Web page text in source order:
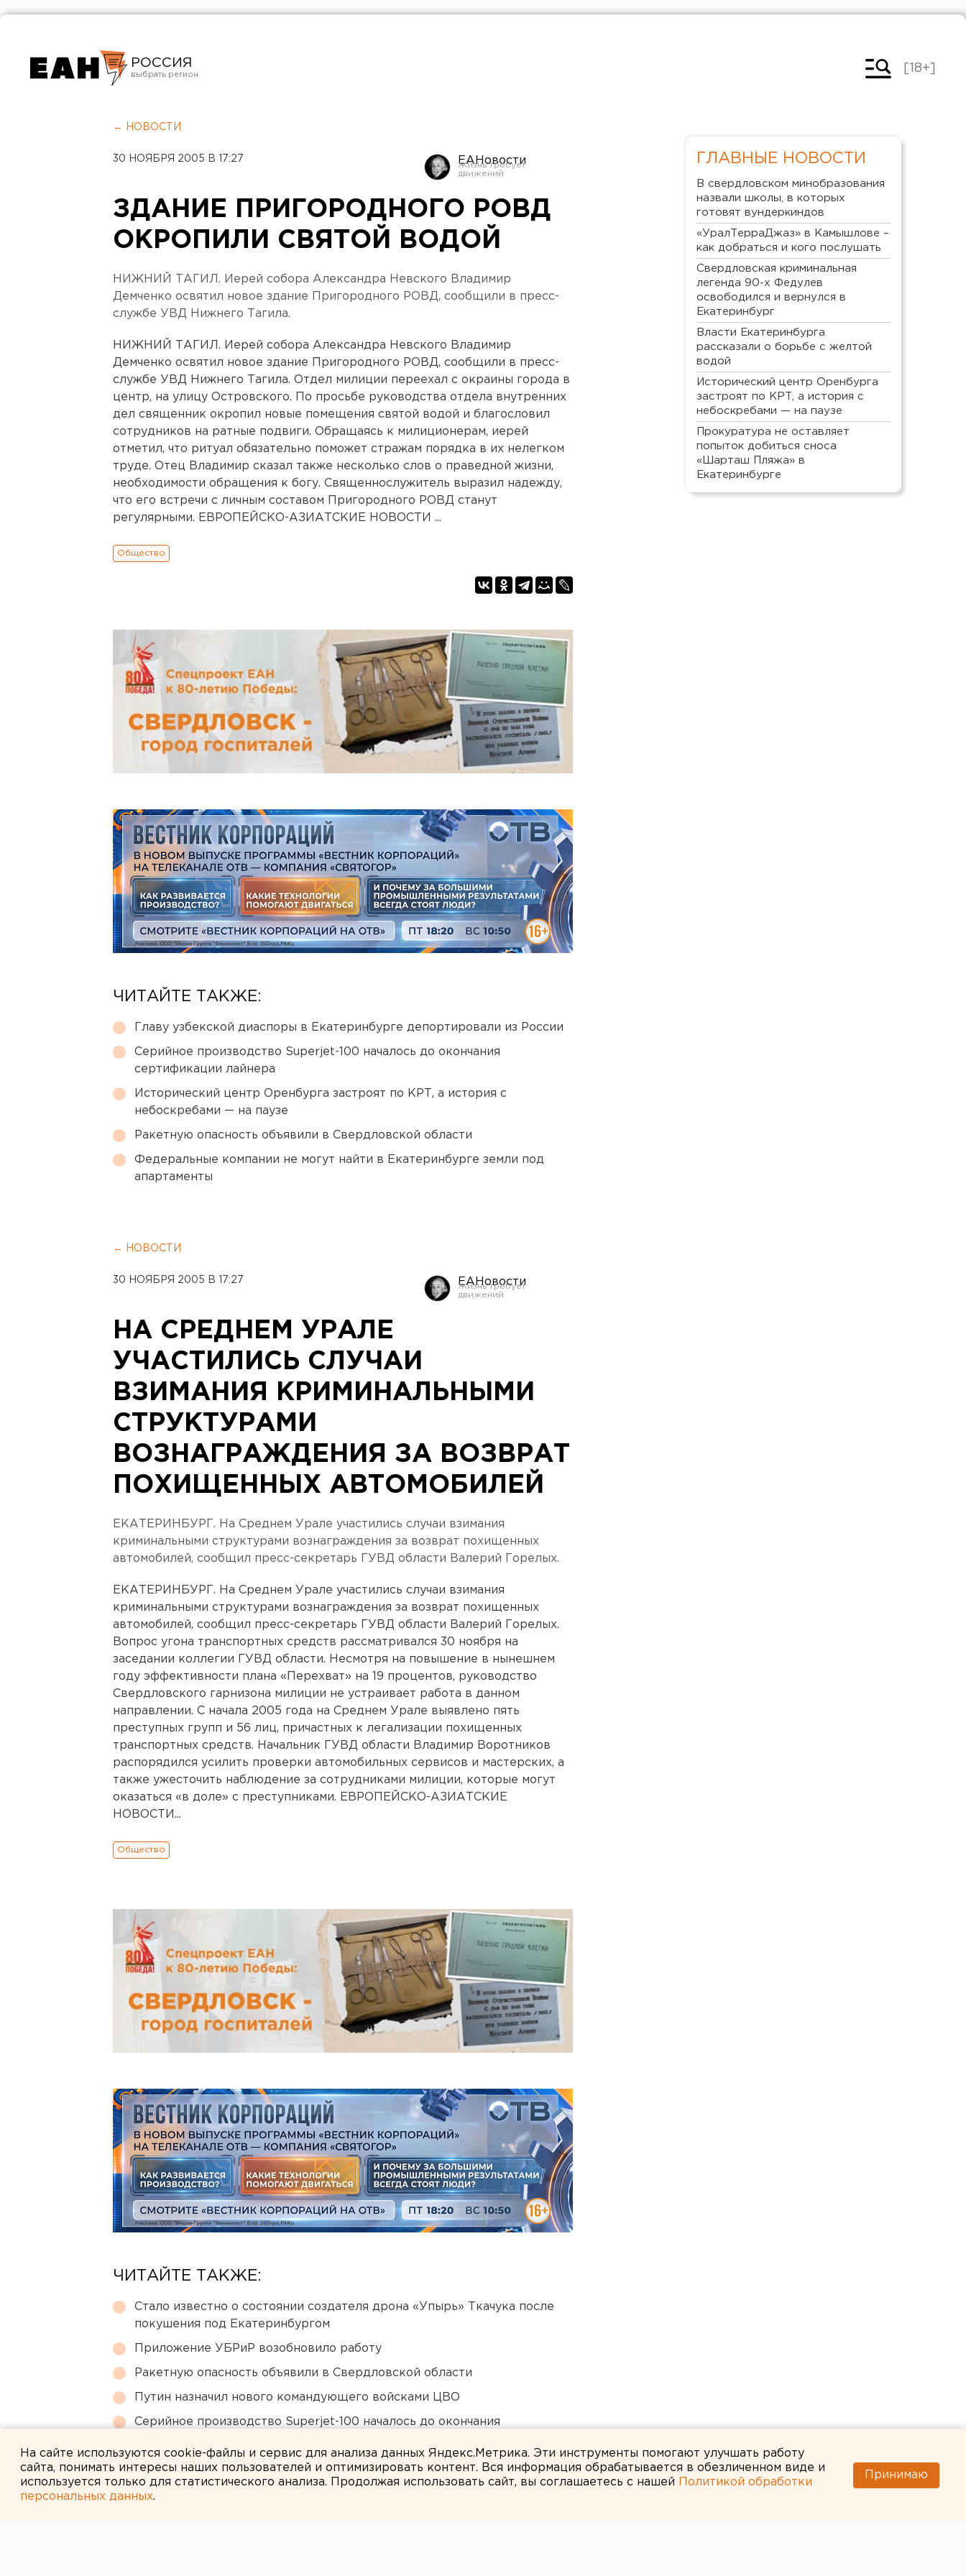
РОССИЯ
Челябинск
[18+]
← НОВОСТИ
30 НОЯБРЯ 2005 В 17:27 ЕАНовости
ЗДАНИЕ ПРИГОРОДНОГО РОВД
ОКРОПИЛИ СВЯТОЙ ВОДОЙ
НИЖНИЙ ТАГИЛ. Иерей собора Александра Невского Владимир
Демченко освятил новое здание Пригородного РОВД, сообщили в пресс-
службе УВД Нижнего Тагила.
НИЖНИЙ ТАГИЛ. Иерей собора Александра Невского Владимир
Демченко освятил новое здание Пригородного РОВД, сообщили в пресс-
службе УВД Нижнего Тагила. Отдел милиции переехал с окраины города в
центр, на улицу Островского. По просьбе руководства отдела внутренних
дел священник окропил новые помещения святой водой и благословил
сотрудников на ратные подвиги. Обращаясь к милиционерам, иерей
отметил, что ритуал обязательно поможет стражам порядка в их нелегком
труде. Отец Владимир сказал также несколько слов о праведной жизни,
необходимости обращения к богу. Священнослужитель выразил надежду,
что его встречи с личным составом Пригородного РОВД станут
регулярными. ЕВРОПЕЙСКО-АЗИАТСКИЕ НОВОСТИ ...
Общество
ЧИТАЙТЕ ТАКЖЕ:
Главу узбекской диаспоры в Екатеринбурге депортировали из России
Серийное производство Superjet-100 началось до окончания
сертификации лайнера
Исторический центр Оренбурга застроят по КРТ, а история с
небоскребами — на паузе
Ракетную опасность объявили в Свердловской области
Федеральные компании не могут найти в Екатеринбурге земли под
апартаменты
← НОВОСТИ
30 НОЯБРЯ 2005 В 17:27 ЕАНовости
НА СРЕДНЕМ УРАЛЕ
УЧАСТИЛИСЬ СЛУЧАИ
ВЗИМАНИЯ КРИМИНАЛЬНЫМИ
СТРУКТУРАМИ
ВОЗНАГРАЖДЕНИЯ ЗА ВОЗВРАТ
ПОХИЩЕННЫХ АВТОМОБИЛЕЙ
ЕКАТЕРИНБУРГ. На Среднем Урале участились случаи взимания
криминальными структурами вознаграждения за возврат похищенных
автомобилей, сообщил пресс-секретарь ГУВД области Валерий Горелых.
ЕКАТЕРИНБУРГ. На Среднем Урале участились случаи взимания
криминальными структурами вознаграждения за возврат похищенных
автомобилей, сообщил пресс-секретарь ГУВД области Валерий Горелых.
Вопрос угона транспортных средств рассматривался 30 ноября на
заседании коллегии ГУВД области. Несмотря на повышение в нынешнем
году эффективности плана «Перехват» на 19 процентов, руководство
Свердловского гарнизона милиции не устраивает работа в данном
направлении. С начала 2005 года на Среднем Урале выявлено пять
преступных групп и 56 лиц, причастных к легализации похищенных
транспортных средств. Начальник ГУВД области Владимир Воротников
распорядился усилить проверки автомобильных сервисов и мастерских, а
также ужесточить наблюдение за сотрудниками милиции, которые могут
оказаться «в доле» с преступниками. ЕВРОПЕЙСКО-АЗИАТСКИЕ
НОВОСТИ...
Общество
ЧИТАЙТЕ ТАКЖЕ:
Стало известно о состоянии создателя дрона «Упырь» Ткачука после
покушения под Екатеринбургом
Приложение УБРиР возобновило работу
Ракетную опасность объявили в Свердловской области
Путин назначил нового командующего войсками ЦВО
Серийное производство Superjet-100 началось до окончания
ГЛАВНЫЕ НОВОСТИ
В свердловском минобразования
назвали школы, в которых
готовят вундеркиндов
«УралТерраДжаз» в Камышлове –
как добраться и кого послушать
Свердловская криминальная
легенда 90-х Федулев
освободился и вернулся в
Екатеринбург
Власти Екатеринбурга
рассказали о борьбе с желтой
водой
Исторический центр Оренбурга
застроят по КРТ, а история с
небоскребами — на паузе
Прокуратура не оставляет
попыток добиться сноса
«Шарташ Пляжа» в
Екатеринбурге
На сайте используются cookie-файлы и сервис для анализа данных Яндекс.Метрика. Эти инструменты помогают улучшать работу
сайта, понимать интересы наших пользователей и оптимизировать контент. Вся информация обрабатывается в обезличенном виде и
используется только для статистического анализа. Продолжая использовать сайт, вы соглашаетесь с нашей
Политикой обработки
персональных данных.
Принимаю